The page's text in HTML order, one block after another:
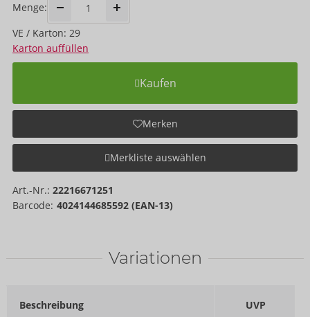
Menge:
VE / Karton: 29
Karton auffüllen
Kaufen
Merken
Merkliste auswählen
Art.-Nr.: 22216671251
Barcode: 4024144685592 (EAN-13)
Variationen
Beschreibung UVP